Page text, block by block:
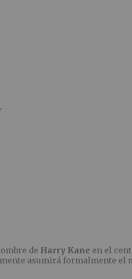
de Harry Kane en el
asumirá formalmente el